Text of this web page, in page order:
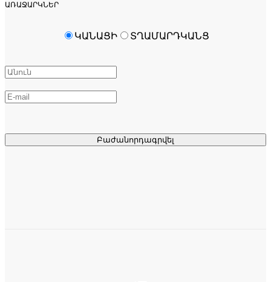
ՌԱՋԱՐԿՆԵՐ
Բաժանորդագրվել
ԿԱՆԱՑԻ ՏՂԱՄԱՐԴԿԱՆՑ